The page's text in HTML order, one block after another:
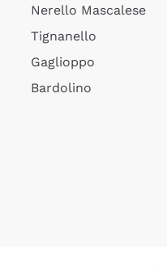
Nerello Mascalese
Tignanello
Gaglioppo
Bardolino